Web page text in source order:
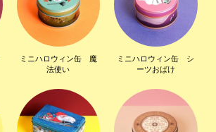
ミニハロウィン缶 魔
法使い
ミニハロウィン缶 シ
ーツおばけ